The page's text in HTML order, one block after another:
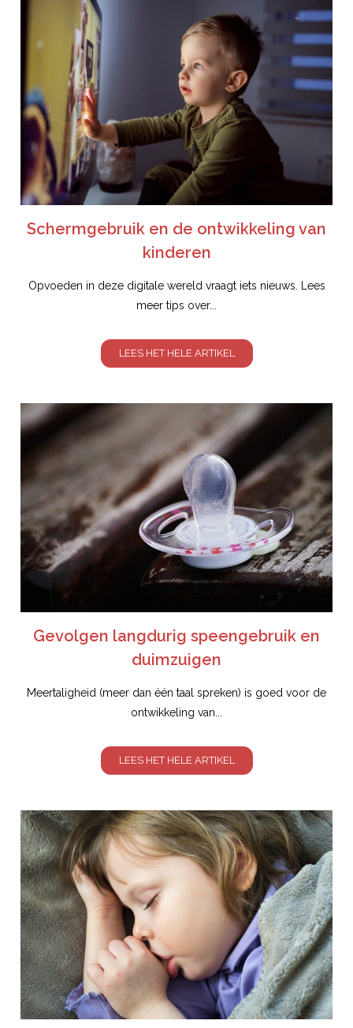
Schermgebruik en de ontwikkeling van
kinderen
Opvoeden in deze digitale wereld vraagt iets nieuws. Lees
meer tips over...
LEES HET HELE ARTIKEL
Gevolgen langdurig speengebruik en
duimzuigen
Meertaligheid (meer dan één taal spreken) is goed voor de
ontwikkeling van...
LEES HET HELE ARTIKEL